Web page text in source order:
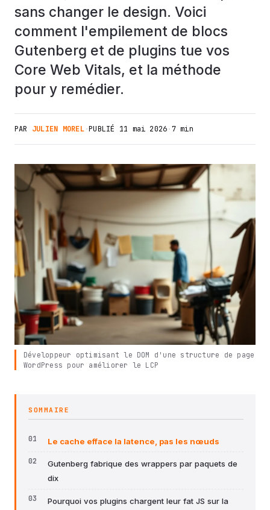
sans changer le design. Voici
comment l'empilement de blocs
Gutenberg et de plugins tue vos
Core Web Vitals, et la méthode
pour y remédier.
PAR JULIEN MOREL·PUBLIÉ 11 mai 2026·7 min
Développeur optimisant le DOM d'une structure de page
WordPress pour améliorer le LCP
SOMMAIRE
Le cache efface la latence, pas les nœuds
Gutenberg fabrique des wrappers par paquets de
dix
Pourquoi vos plugins chargent leur fat JS sur la